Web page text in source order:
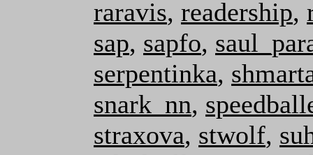
raravis, readership,
sap, sapfo,
serpentinka,
snark_nn,
straxova, stwolf,